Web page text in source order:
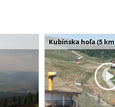
Kubínska hoľa (5